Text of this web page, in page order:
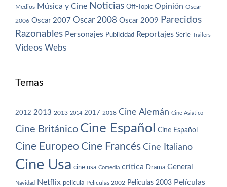
Medios Música y Cine Noticias Off-Topic Opinión Oscar
2006 Oscar 2007 Oscar 2008 Oscar 2009 Parecidos
Razonables Personajes Publicidad Reportajes Serie Trailers
Vídeos Webs
Temas
2012 2013 2013 2014 2017 2018 Cine Alemán Cine Asiático
Cine Británico Cine Español Cine Español
Cine Europeo Cine Francés Cine Italiano
Cine Usa cine usa Comedia crítica Drama General
Navidad Netflix película Películas 2002 Películas 2003 Películas